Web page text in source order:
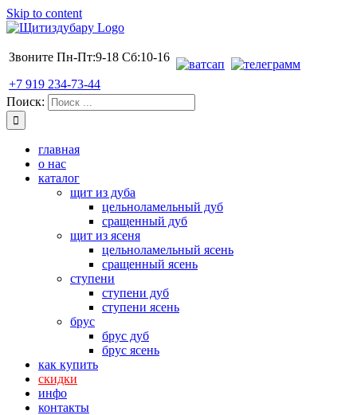
Skip to content
Звоните Пн-Пт:9-18 Сб:10-16
+7 919 234-73-44
Поиск:
главная
о нас
каталог
щит из дуба
цельноламельный дуб
сращенный дуб
щит из ясеня
цельноламельный ясень
сращенный ясень
ступени
ступени дуб
ступени ясень
брус
брус дуб
брус ясень
как купить
скидки
инфо
контакты